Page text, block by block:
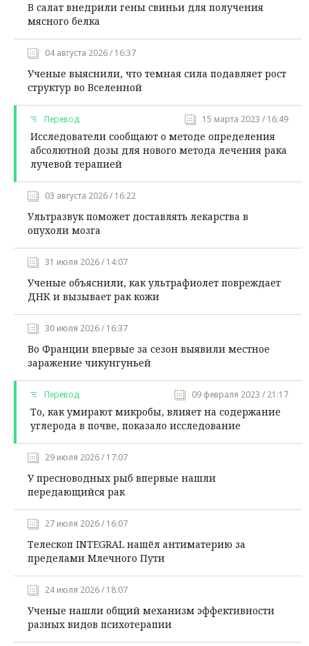
В салат внедрили гены свиньи для получения
мясного белка
04 августа 2026 / 16:37
Ученые выяснили, что темная сила подавляет рост
структур во Вселенной
Перевод 15 марта 2023 / 16:49
Исследователи сообщают о методе определения
абсолютной дозы для нового метода лечения рака
лучевой терапией
03 августа 2026 / 16:22
Ультразвук поможет доставлять лекарства в
опухоли мозга
31 июля 2026 / 14:07
Ученые объяснили, как ультрафиолет повреждает
ДНК и вызывает рак кожи
30 июля 2026 / 16:37
Во Франции впервые за сезон выявили местное
заражение чикунгуньей
Перевод 09 февраля 2023 / 21:17
То, как умирают микробы, влияет на содержание
углерода в почве, показало исследование
29 июля 2026 / 17:07
У пресноводных рыб впервые нашли
передающийся рак
27 июля 2026 / 16:07
Телескоп INTEGRAL нашёл антиматерию за
пределами Млечного Пути
24 июля 2026 / 18:07
Ученые нашли общий механизм эффективности
разных видов психотерапии